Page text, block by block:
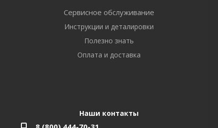
Сервисное обслуживание
Инструкции и деталировки
Полезно знать
Оплата и доставка
Наши контакты